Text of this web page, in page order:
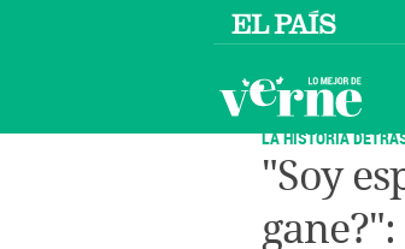
LA HISTORIA
"Soy